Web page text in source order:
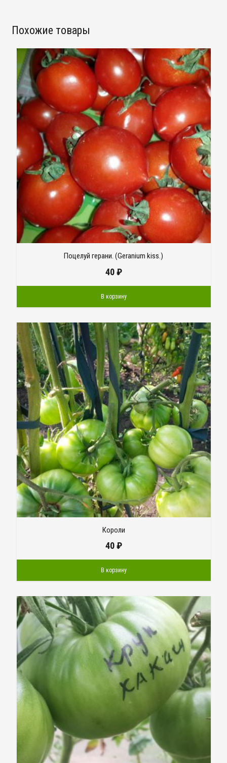
Похожие товары
Поцелуй герани. (Geranium kiss.)
40₽
В корзину
Короли
40₽
В корзину